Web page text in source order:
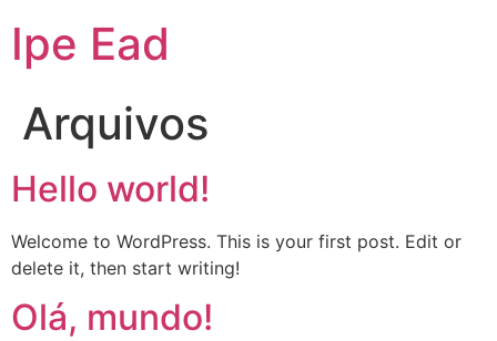
Ipe Ead
Arquivos
Hello world!
Welcome to WordPress. This is your first post. Edit or
delete it, then start writing!
Olá, mundo!